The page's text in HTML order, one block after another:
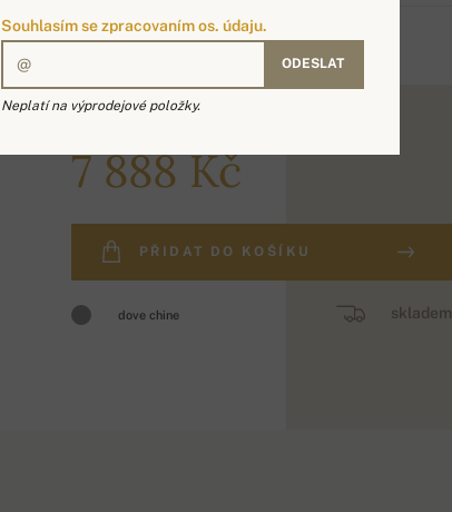
9 415 Kč
7 888 Kč
PŘIDAT DO KOŠÍKU
dove chine skladem
Souhlasím se zpracovaním os. údaju.
ODESLAT
Neplatí na výprodejové položky.